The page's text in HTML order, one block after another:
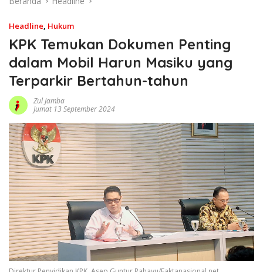
Headline, Hukum
KPK Temukan Dokumen Penting
dalam Mobil Harun Masiku yang
Terparkir Bertahun-tahun
Zul Jamba
Jumat 13 September 2024